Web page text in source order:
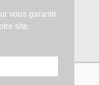
droits réservés.
vous garantir
site.